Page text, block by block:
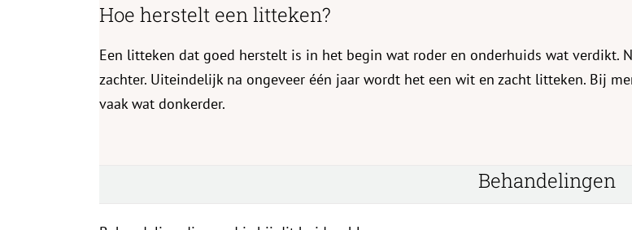
Hoe herstelt een litteken?
Een litteken dat goed herstelt is in het begin wat roder en onderhuids wat verdikt.
zachter. Uiteindelijk na ongeveer één jaar wordt het een wit en zacht litteken. Bij
vaak wat donkerder.
Behandelingen